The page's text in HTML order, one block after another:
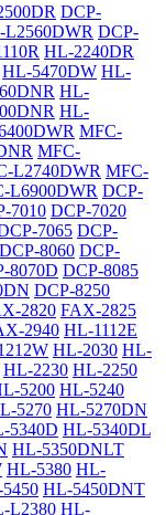
DCP-
L2560DWR DCP-
HL-2240DR
HL-5470DW HL-
HL-
HL-
MFC-
MFC-
L2740DWR MFC-
L6900DWR DCP-
7010 DCP-7020
7065 DCP-
DCP-8060 DCP-
8070D DCP-8085
DCP-8250
2820 FAX-2825
2940 HL-1112E
HL-2030 HL-
HL-2230 HL-2250
5200 HL-5240
5270 HL-5270DN
5340D HL-5340DL
HL-5350DNLT
HL-5380 HL-
HL-5450DNT
L2380 HL-